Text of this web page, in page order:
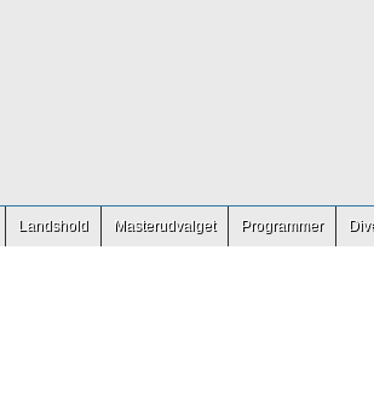
Landshold Masterudvalget Programmer